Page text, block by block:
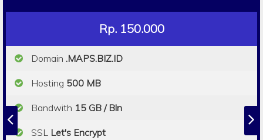
Rp. 150.000
Domain .MAPS.BIZ.ID
Hosting 500 MB
Bandwith 15 GB / Bln
SSL Let's Encrypt